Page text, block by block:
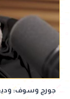
جورج وسوف: وديع